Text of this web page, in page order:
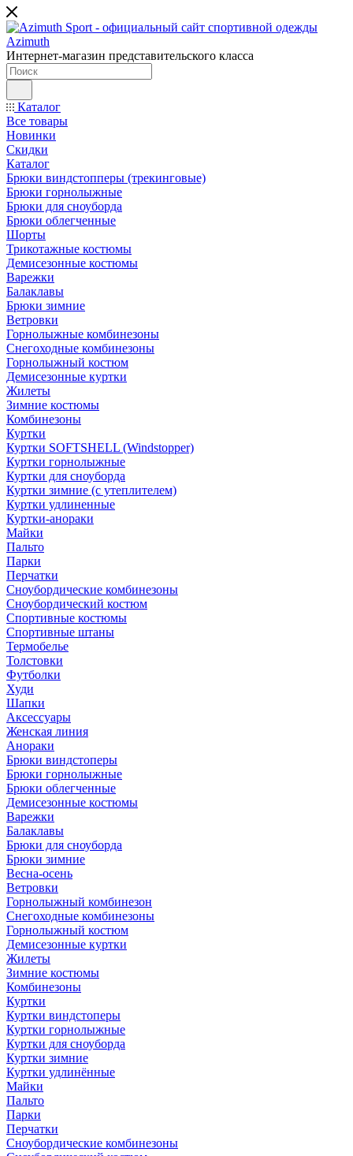
Интернет-магазин представительского класса
Каталог
Все товары
Новинки
Скидки
Каталог
Брюки виндстопперы (трекинговые)
Брюки горнолыжные
Брюки для сноуборда
Брюки облегченные
Шорты
Трикотажные костюмы
Демисезонные костюмы
Варежки
Балаклавы
Брюки зимние
Ветровки
Горнолыжные комбинезоны
Снегоходные комбинезоны
Горнолыжный костюм
Демисезонные куртки
Жилеты
Зимние костюмы
Комбинезоны
Куртки
Куртки SOFTSHELL (Windstopper)
Куртки горнолыжные
Куртки для сноуборда
Куртки зимние (с утеплителем)
Куртки удлиненные
Куртки-анораки
Майки
Пальто
Парки
Перчатки
Сноубордические комбинезоны
Сноубордический костюм
Спортивные костюмы
Спортивные штаны
Термобелье
Толстовки
Футболки
Худи
Шапки
Аксессуары
Женская линия
Анораки
Брюки виндстоперы
Брюки горнолыжные
Брюки облегченные
Демисезонные костюмы
Варежки
Балаклавы
Брюки для сноуборда
Брюки зимние
Весна-осень
Ветровки
Горнолыжный комбинезон
Снегоходные комбинезоны
Горнолыжный костюм
Демисезонные куртки
Жилеты
Зимние костюмы
Комбинезоны
Куртки
Куртки виндстоперы
Куртки горнолыжные
Куртки для сноуборда
Куртки зимние
Куртки удлинённые
Майки
Пальто
Парки
Перчатки
Сноубордические комбинезоны